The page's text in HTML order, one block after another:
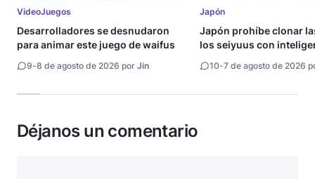
VideoJuegos
Desarrolladores se desnudaron
para animar este juego de waifus
9-8 de agosto de 2026 por Jin
Japón
Japón prohíbe clonar
los seiyuus con
10-7 de agosto de 2026
Déjanos un comentario